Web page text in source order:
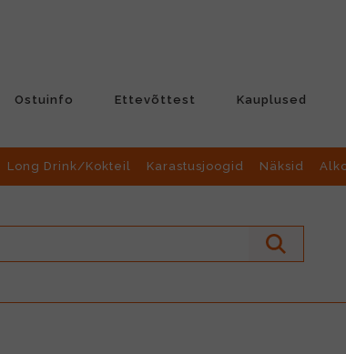
Ostuinfo Ettevõttest Kauplused
Long Drink/Kokteil Karastusjoogid Näksid